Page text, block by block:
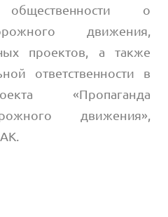
общественности о
движения,
проектов, а также
ответственности в
«Пропаганда
движения»,